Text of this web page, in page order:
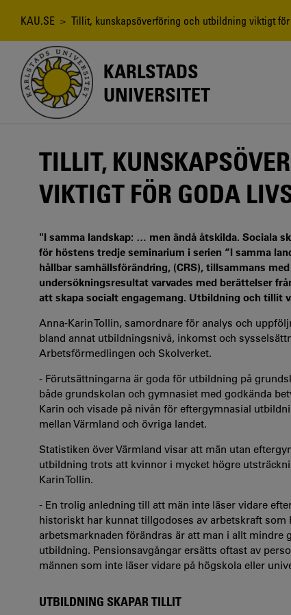
Länkstig
KAU.SE > Tillit, kunskapsöverföring och utbildning viktigt
KARLSTADS
UNIVERSITET
TILLIT,
VIKTIGT FÖR GODA
"I samma landskap: … men ändå åtskilda. Sociala
för höstens tredje seminarium i serien ”I samma
hållbar samhällsförändring, (CRS), tillsammans
undersökningsresultat varvades med berättelser
att skapa socialt engagemang. Utbildning och tillit
Anna-Karin Tollin, samordnare för analys och
bland annat utbildningsnivå, inkomst och
Arbetsförmedlingen och Skolverket.
- Förutsättningarna är goda för utbildning på
både grundskolan och gymnasiet med godkända
Karin och visade på nivån för eftergymnasial
mellan Värmland och övriga landet.
Statistiken över Värmland visar att män utan
utbildning trots att kvinnor i mycket högre
Karin Tollin.
- En trolig anledning till att män inte läser vidare
historiskt har kunnat tillgodoses av arbetskraft
arbetsmarknaden förändras är att man i allt
utbildning. Pensionsavgångar ersätts oftast av
männen som inte läser vidare på högskola eller
UTBILDNING SKAPAR TILLIT